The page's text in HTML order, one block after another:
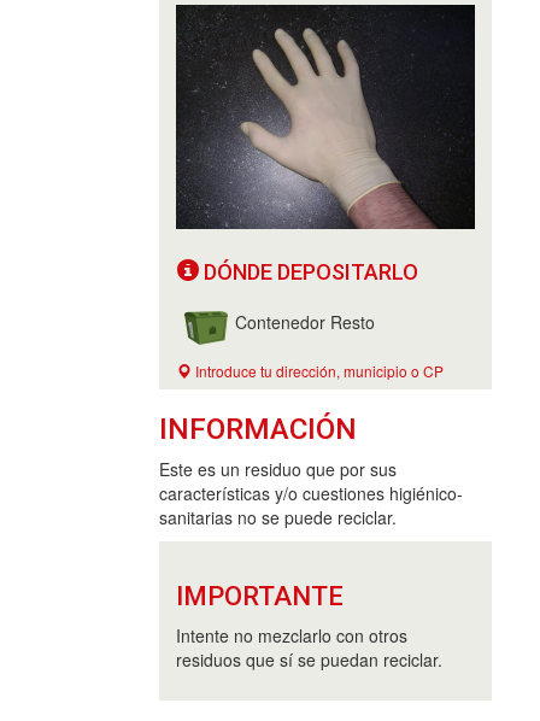
DÓNDE DEPOSITARLO
Contenedor Resto
Introduce tu dirección, municipio o CP
INFORMACIÓN
Este es un residuo que por sus
características y/o cuestiones higiénico-
sanitarias no se puede reciclar.
IMPORTANTE
Intente no mezclarlo con otros
residuos que sí se puedan reciclar.